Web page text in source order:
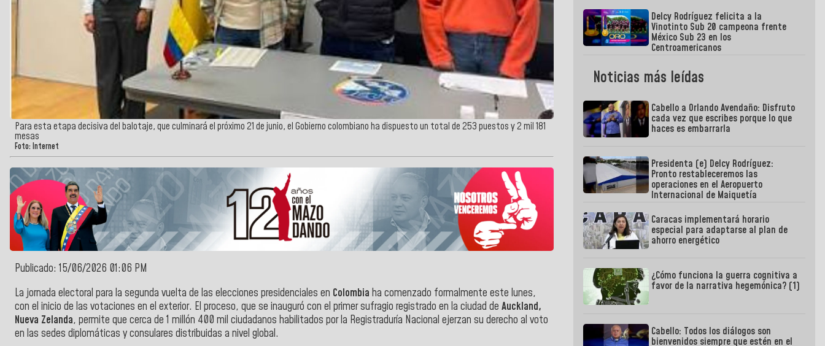
Para esta etapa decisiva del balotaje, que culminará el próximo 21 de junio, el Gobierno colombiano ha dispuesto un total de 253 puestos y 2 mil 181
mesas
Foto: Internet
Publicado: 15/06/2026 01:06 PM
La jornada electoral para la segunda vuelta de las elecciones presidenciales en Colombia ha comenzado formalmente este lunes,
con el inicio de las votaciones en el exterior. El proceso, que se inauguró con el primer sufragio registrado en la ciudad de Auckland,
Nueva Zelanda, permite que cerca de 1 millón 400 mil ciudadanos habilitados por la Registraduría Nacional ejerzan su derecho al voto
en las sedes diplomáticas y consulares distribuidas a nivel global.
Delcy Rodríguez felicita a la
Vinotinto Sub 20 campeona frente
México Sub 23 en los
Centroamericanos
Noticias más leídas
Cabello a Orlando Avendaño: Disfruto
cada vez que escribes porque lo que
haces es embarrarla
Presidenta (e) Delcy Rodríguez:
Pronto restableceremos las
operaciones en el Aeropuerto
Internacional de Maiquetía
Caracas implementará horario
especial para adaptarse al plan de
ahorro energético
¿Cómo funciona la guerra cognitiva a
favor de la narrativa hegemónica? (1)
Cabello: Todos los diálogos son
bienvenidos siempre que estén en el